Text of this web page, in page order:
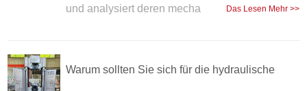
und analysiert deren mecha
Das Lesen Mehr >>
Warum sollten Sie sich für die hydraulische